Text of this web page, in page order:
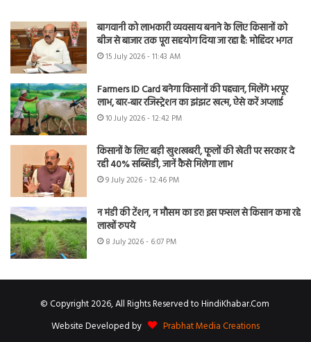
बागवानी को लाभकारी व्यवसाय बनाने के लिए किसानों को
बीज से बाजार तक पूरा सहयोग दिया जा रहा है: मोहिंदर भगत
15 July 2026 - 11:43 AM
Farmers ID Card बनेगा किसानों की पहचान, मिलेंगे भरपूर
लाभ, बार-बार रजिस्ट्रेशन का झंझट खत्म, ऐसे करें अप्लाई
10 July 2026 - 12:42 PM
किसानों के लिए बड़ी खुशखबरी, फूलों की खेती पर सरकार दे
रही 40% सब्सिडी, जानें कैसे मिलेगा लाभ
9 July 2026 - 12:46 PM
न मंडी की टेंशन, न मौसम का डर! इस फसल से किसान कमा रहे
लाखों रुपये
8 July 2026 - 6:07 PM
© Copyright 2026, All Rights Reserved to HindiKhabar.Com
Website Developed by
Prabhat Media Creations